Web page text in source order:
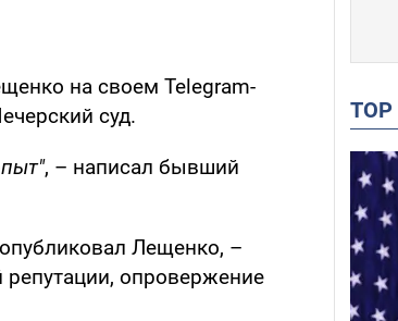
на своем Telegram-
суд.
, – написал бывший
Лещенко, –
репутации, опровержение